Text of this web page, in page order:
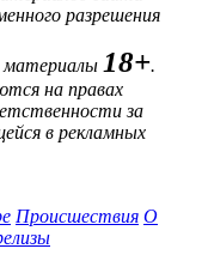
разрешения
18+.
на правах
за
в рекламных
Происшествия О